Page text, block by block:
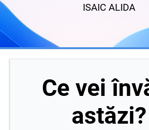
ISAIC ALIDA
Ce vei
astăzi?